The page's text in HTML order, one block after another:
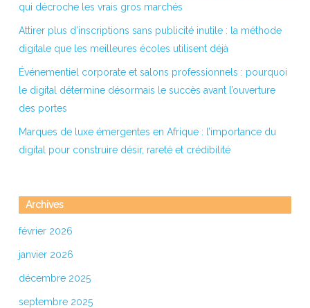
qui décroche les vrais gros marchés
Attirer plus d’inscriptions sans publicité inutile : la méthode
digitale que les meilleures écoles utilisent déjà
Événementiel corporate et salons professionnels : pourquoi
le digital détermine désormais le succès avant l’ouverture
des portes
Marques de luxe émergentes en Afrique : l’importance du
digital pour construire désir, rareté et crédibilité
Archives
février 2026
janvier 2026
décembre 2025
septembre 2025